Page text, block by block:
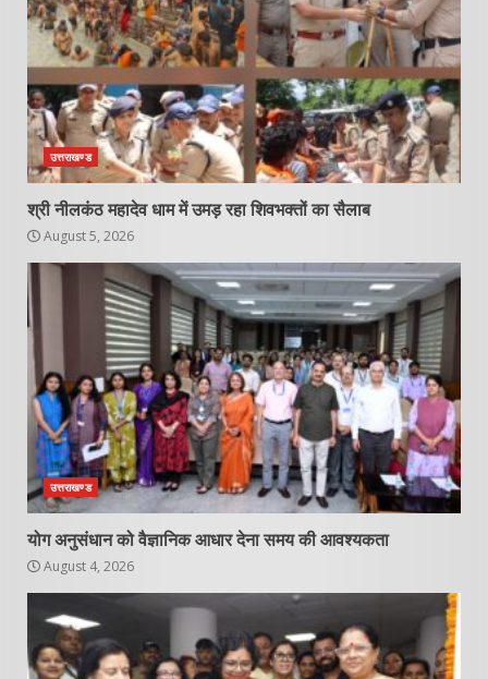
उत्तराखण्ड
श्री नीलकंठ महादेव धाम में उमड़ रहा शिवभक्तों का सैलाब
August 5, 2026
उत्तराखण्ड
योग अनुसंधान को वैज्ञानिक आधार देना समय की आवश्यकता
August 4, 2026